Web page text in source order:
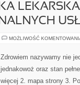
LEKARSKA
MOŻLIWOŚĆ
Zdrowiem nazywamy nie
jednakowoż oraz stan
więcej 2. mapa strony 3.